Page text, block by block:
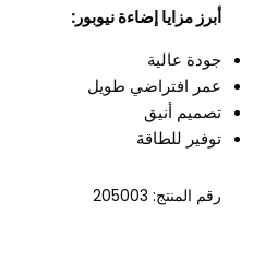
أبرز مزايا إضاءة نيوبور:
جودة عالية
عمر افتراضي طويل
تصميم أنيق
توفير للطاقة
رقم المنتج: 205003